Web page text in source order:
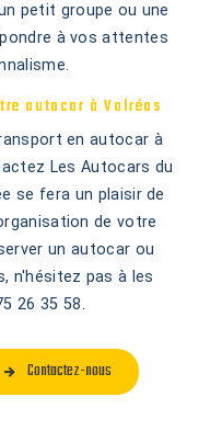
petit groupe ou une
à vos attentes
autocar à Valréas
en autocar à
Les Autocars du
se fera un plaisir de
de votre
un autocar ou
n'hésitez pas à les
26 35 58.
Contactez-nous